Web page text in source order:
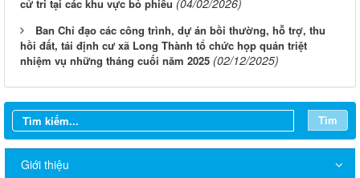
Giới thiệu
Tin tức - Sự kiện
Văn bản